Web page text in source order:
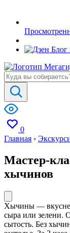
Блог
0
Главная ›
Мастер-
хычинов
Хычины —
сыра или зелени.
сытость. Без